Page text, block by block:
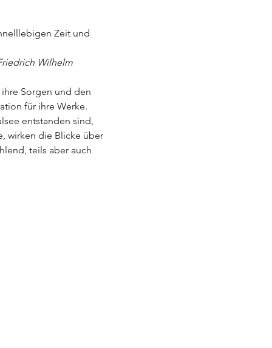
Zeit und
Wilhelm
Sorgen und den
für ihre Werke.
entstanden sind,
wirken die Blicke über
teils aber auch